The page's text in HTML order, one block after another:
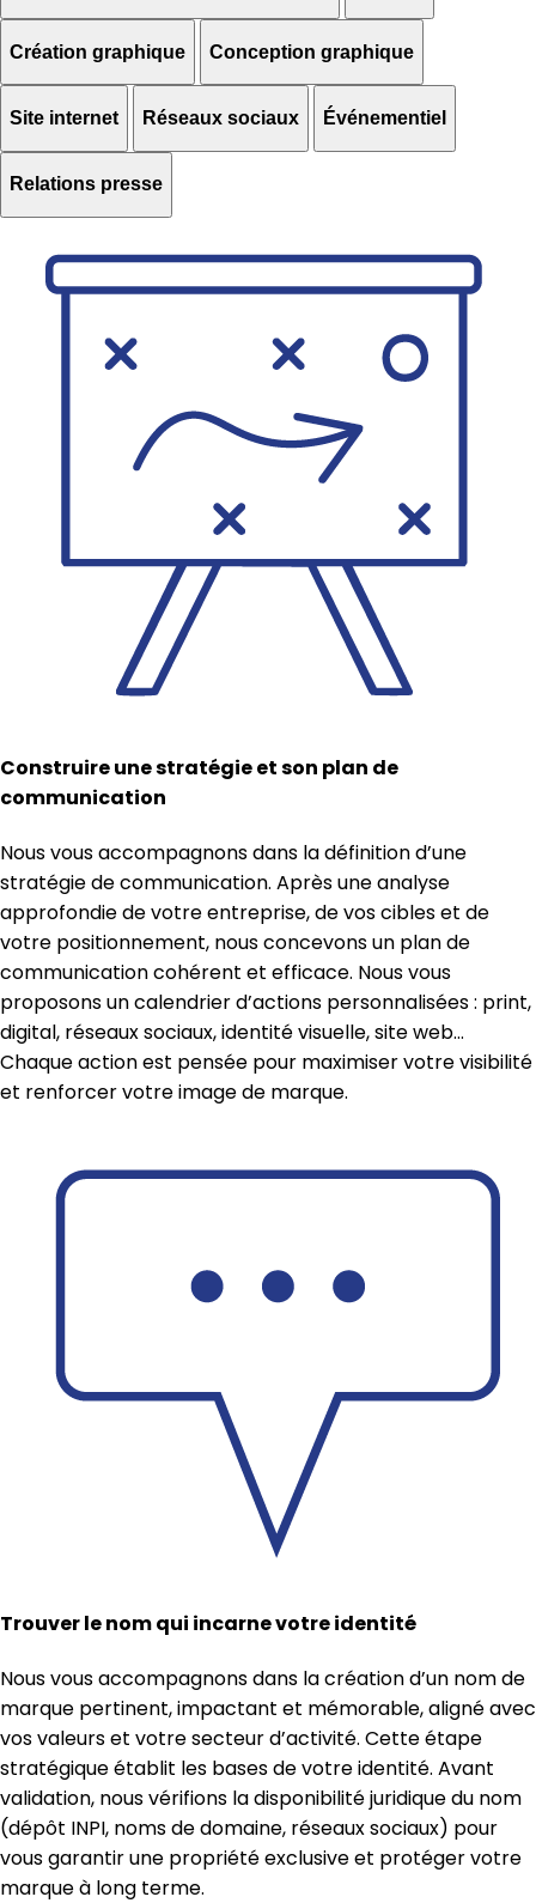
Création graphique Conception graphique
Site internet Réseaux sociaux Événementiel
Relations presse
Construire une stratégie et son plan de
communication
Nous vous accompagnons dans la définition d’une
stratégie de communication. Après une analyse
approfondie de votre entreprise, de vos cibles et de
votre positionnement, nous concevons un plan de
communication cohérent et efficace. Nous vous
proposons un calendrier d’actions personnalisées : print,
digital, réseaux sociaux, identité visuelle, site web…
Chaque action est pensée pour maximiser votre visibilité
et renforcer votre image de marque.
Trouver le nom qui incarne votre identité
Nous vous accompagnons dans la création d’un nom de
marque pertinent, impactant et mémorable, aligné avec
vos valeurs et votre secteur d’activité. Cette étape
stratégique établit les bases de votre identité. Avant
validation, nous vérifions la disponibilité juridique du nom
(dépôt INPI, noms de domaine, réseaux sociaux) pour
vous garantir une propriété exclusive et protéger votre
marque à long terme.